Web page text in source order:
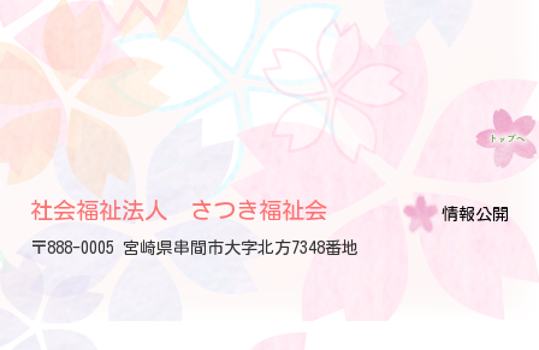
社会福祉法人 さつき福祉会
〒888-0005 宮崎県串間市大字北方7348番地
情報公開